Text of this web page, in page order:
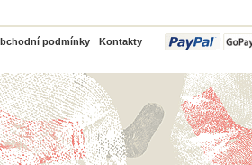
podmínky Kontakty